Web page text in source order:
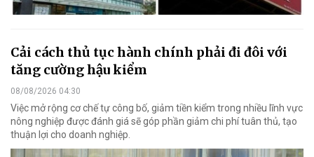
Cải cách thủ tục hành chính phải đi đôi với
tăng cường hậu kiểm
08/08/2026 04:30
Việc mở rộng cơ chế tự công bố, giảm tiền kiểm trong nhiều lĩnh vực
nông nghiệp được đánh giá sẽ góp phần giảm chi phí tuân thủ, tạo
thuận lợi cho doanh nghiệp.